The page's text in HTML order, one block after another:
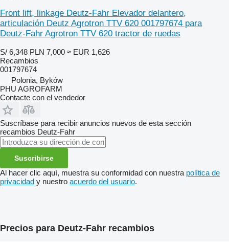
Front lift, linkage Deutz-Fahr Elevador delantero,
articulación Deutz Agrotron TTV 620 001797674 para
Deutz-Fahr Agrotron TTV 620 tractor de ruedas
S/ 6,348 PLN 7,000 ≈ EUR 1,626
Recambios
001797674
Polonia, Byków
PHU AGROFARM
Contacte con el vendedor
Suscríbase para recibir anuncios nuevos de esta sección
recambios Deutz-Fahr
Suscribirse
Al hacer clic aquí, muestra su conformidad con nuestra política de
privacidad y nuestro acuerdo del usuario.
Precios para Deutz-Fahr recambios